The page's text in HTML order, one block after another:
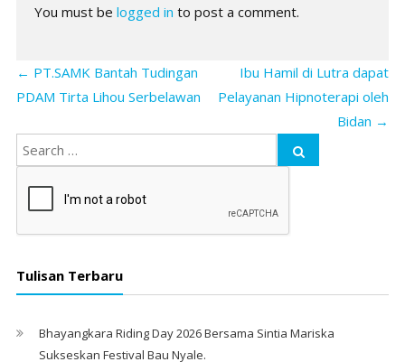
You must be logged in to post a comment.
← PT.SAMK Bantah Tudingan
PDAM Tirta Lihou Serbelawan
Ibu Hamil di Lutra dapat
Pelayanan Hipnoterapi oleh
Bidan →
Tulisan Terbaru
Bhayangkara Riding Day 2026 Bersama Sintia Mariska
Sukseskan Festival Bau Nyale. ‎